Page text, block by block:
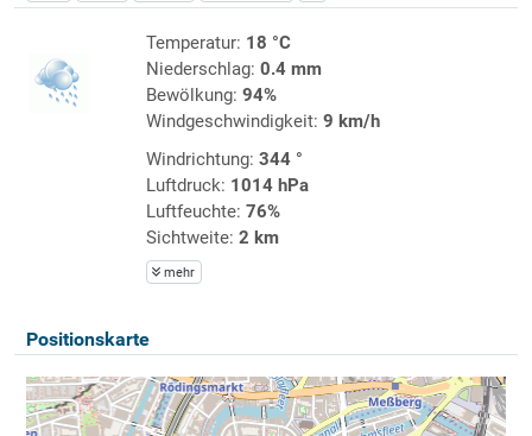
Temperatur: 18 °C
Niederschlag: 0.4 mm
Bewölkung: 94%
Windgeschwindigkeit: 9 km/h
Windrichtung: 344 °
Luftdruck: 1014 hPa
Luftfeuchte: 76%
Sichtweite: 2 km
mehr
Positionskarte